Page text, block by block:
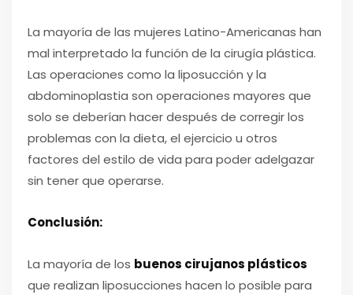
La mayoría de las mujeres Latino-Americanas han
mal interpretado la función de la cirugía plástica.
Las operaciones como la liposucción y la
abdominoplastia son operaciones mayores que
solo se deberían hacer después de corregir los
problemas con la dieta, el ejercicio u otros
factores del estilo de vida para poder adelgazar
sin tener que operarse.
Conclusión:
La mayoría de los buenos cirujanos plásticos
que realizan liposucciones hacen lo posible para